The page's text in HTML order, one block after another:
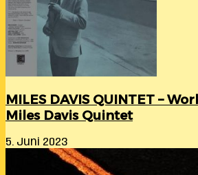
MILES DAVIS QUINTET –
Miles Davis Quintet
5. Juni 2023